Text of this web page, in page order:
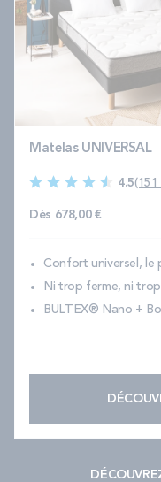
Matelas UNIVERSAL
4.5(151
Dès 678,00 €
Confort universel, le
Ni trop ferme, ni
BULTEX® Nano +